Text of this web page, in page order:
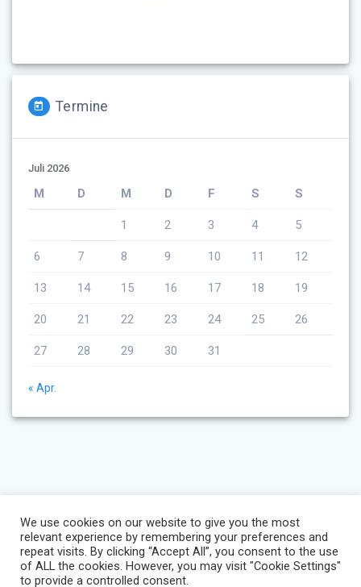
Termine
Juli 2026
M D M D F S S
1 2 3 4 5
6 7 8 9 10 11 12
13 14 15 16 17 18 19
20 21 22 23 24 25 26
27 28 29 30 31
« Apr.
We use cookies on our website to give you the most
relevant experience by remembering your preferences and
repeat visits. By clicking “Accept All”, you consent to the use
of ALL the cookies. However, you may visit "Cookie Settings"
to provide a controlled consent.